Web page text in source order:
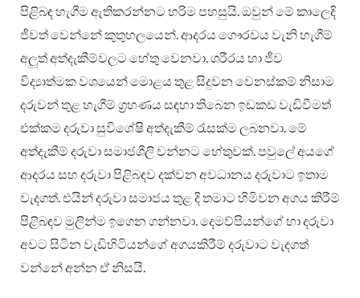
පිළිබඳ හැගීම ඇතිකරන්නට හරිම පහසුයි. ඔවුන් මේ කාලෙදි
ජීවත් වෙන්නේ කුතුහලයෙන්. ආදරය ගෞරවය වැනි හැගීම්
අලුත් අත්දැකීම්වලට හේතු වෙනවා. ශරීරය හා ජීව
විද්‍යාත්මක වශයෙන් මොළය තුළ සිදුවන වෙනස්කම් නිසාම
දරුවන් තුළ හැගීම් ග්‍රහණය සඳහා තිබෙන ඉඩකඩ වැඩිවීමත්
එක්කම දරුවා සුවිශේෂි අත්දැකීම් රැසක්ම ලබනවා. මේ
අත්දැකීම් දරුවා සමාජශීලි වන්නට හේතුවක්. පවුලේ අයගේ
ආදරය සහ දරුවා පිළිබඳව දක්වන අවධානය දරුවාට ඉතාම
වැදගත්. එයින් දරුවා සමාජය තුළ දි තමාට හිමිවන අගය කිරීම්
පිළිබඳව මුලින්ම ඉගෙන ගන්නවා. දෙමව්පියන්ගේ හා දරුවා
අවට සිටින වැඩිහිටියන්ගේ අගයකිරීම් දරුවාට වැදගත්
වන්නේ අන්න ඒ නිසයි.